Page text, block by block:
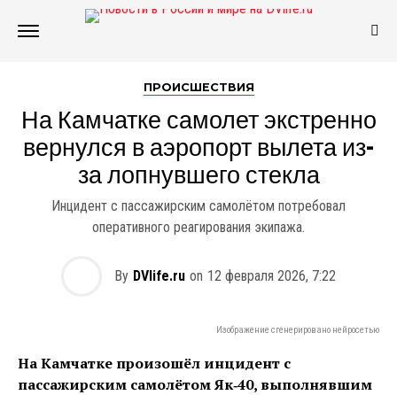
ПРОИСШЕСТВИЯ
На Камчатке самолет экстренно
вернулся в аэропорт вылета из-
за лопнувшего стекла
Инцидент с пассажирским самолётом потребовал
оперативного реагирования экипажа.
By DVlife.ru on 12 февраля 2026, 7:22
Изображение сгенерировано нейросетью
На Камчатке произошёл инцидент с
пассажирским самолётом Як‑40, выполнявшим